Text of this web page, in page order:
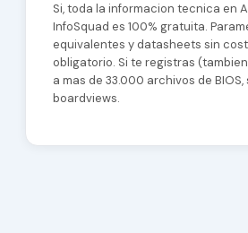
Si, toda la informacion tecnica en
InfoSquad es 100% gratuita.
equivalentes y datasheets sin
obligatorio. Si te registras
a mas de 33.000 archivos de
boardviews.